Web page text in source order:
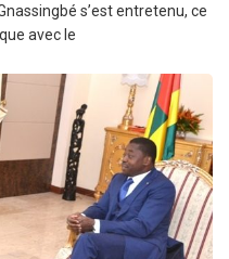
s’est entretenu, ce
avec le